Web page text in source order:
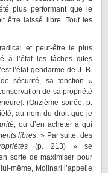
plus performant que le
être laissé libre. Tout les
et peut-être le plus
à l’état les tâches dites
l’état-gendarme de J.-B.
sécurité, sa fonction «
de sa propriété
(Onzième soirée, p.
au nom du droit que je
, ou d’en acheter à qui
libres. » Par suite, des
(p. 213) » se
sorte de maximiser pour
même, Molinari l’appelle